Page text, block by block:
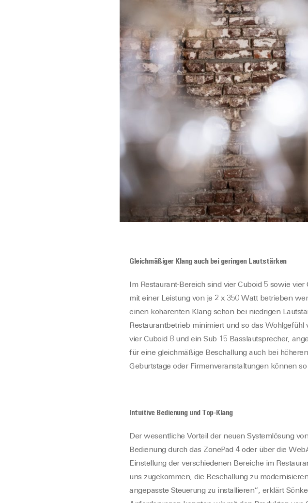
Gleichmäßiger Klang auch bei geringen Lautstärken
Im Restaurant-Bereich sind vier Cuboid 5 sowie
mit einer Leistung von je 2 x 350 Watt betrieben
einen kohärenten Klang schon bei niedrigen
Restaurantbetrieb minimiert und so das
vier Cuboid 8 und ein Sub 15 Basslautsprecher,
für eine gleichmäßige Beschallung auch bei
Geburtstage oder Firmenveranstaltungen können
Intuitive Bedienung und Top-Klang
Der wesentliche Vorteil der neuen Systemlösung
Bedienung durch das ZonePad 4 oder über die
Einstellung der verschiedenen Bereiche im
uns zugekommen, die Beschallung zu
angepasste Steuerung zu installieren“, erklärt